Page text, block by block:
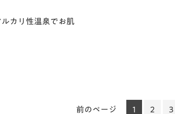
カリ性温泉でお肌
前のページ 1 2 3